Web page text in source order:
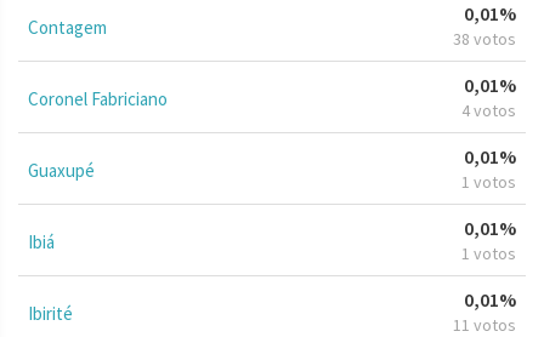
Contagem
0,01%
38 votos
Coronel Fabriciano
0,01%
4 votos
Guaxupé
0,01%
1 votos
Ibiá
0,01%
1 votos
Ibirité
0,01%
11 votos